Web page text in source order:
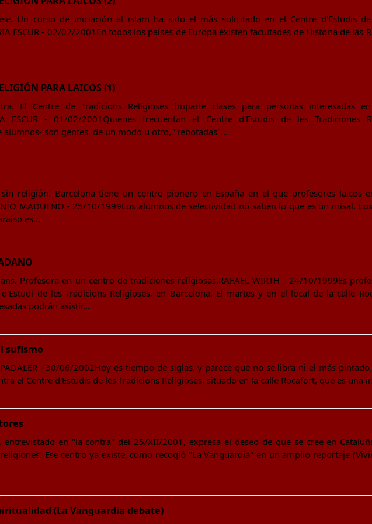
Un curso de iniciación al islam ha sido el más solicitado en el Centre d'Estudis
ESCUR - 02/02/2001En todos los países de Europa existen facultades de Historia de las
PARA LAICOS (1)
El Centre de Tradicions Religioses imparte clases para personas interesadas
ESCUR - 01/02/2001Quienes frecuentan el Centre d'Estudis de les Tradiciones
alumnos- son gentes, de un modo u otro, "rebotadas"…
religión. Barcelona tiene un centro pionero en España en el que profesores laicos
MADUEÑO - 25/10/1999Los alumnos de selectividad no saben lo que es un misal.
es…
Profesora en un centro de tradiciones religiosas.RAFAEL WIRTH - 24/10/1999Es
de les Tradicions Religioses, en Barcelona. El martes y en el local de la calle
podrán asistir…
sufismo
- 30/06/2002Hoy es tiempo de siglas, y parece que no se libra ni el más
el Centre d'Estudis de les Tradicions Religioses, situado en la calle Rocafort, que es una
entrevistado en "la contra" del 25/XII/2001, expresa el deseo de que se cree en
Ese centro ya existe, como recogió "La Vanguardia" en un amplio reportaje
(La Vanguardia debate)